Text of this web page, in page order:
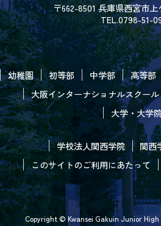
〒662-8501 兵庫県西宮市上
TEL.0798-51-
幼稚園 初等部 中学部 高等部
大阪インターナショナルスクール
大学・大学
学校法人関西学院
関西
このサイトのご利用にあたって
Copyright © Kwansei Gakuin Junior